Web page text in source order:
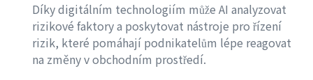
Díky digitálním technologiím může AI analyzovat
rizikové faktory a poskytovat nástroje pro řízení
rizik, které pomáhají podnikatelům lépe reagovat
na změny v obchodním prostředí.